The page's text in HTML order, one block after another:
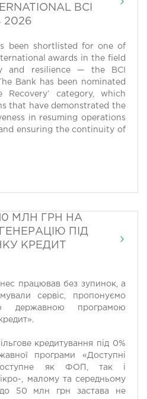
BCI
2026
been shortlisted for one of
awards in the field
and resilience — the BCI
Bank has been nominated
category, which
that have demonstrated the
in resuming operations
ensuring the continuity of
МЛН ГРН НА
ПІД
КРЕДИТ
працював без зупинок, а
сервіс, пропонуємо
державною програмою
кредитування під 0%
програми «Доступні
як ФОП, так і
, малому та середньому
до 50 млн грн застава не